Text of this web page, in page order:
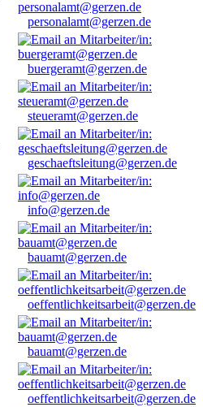
personalamt@gerzen.de
buergeramt@gerzen.de
steueramt@gerzen.de
geschaeftsleitung@gerzen.de
info@gerzen.de
bauamt@gerzen.de
oeffentlichkeitsarbeit@gerzen.de
bauamt@gerzen.de
oeffentlichkeitsarbeit@gerzen.de